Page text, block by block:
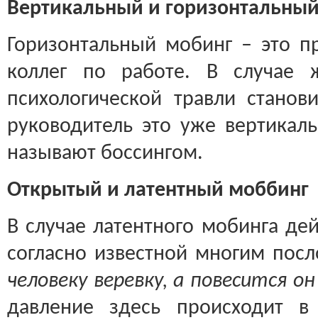
Вертикальный и
Горизонтальный мобинг – это
коллег по работе. В случае
психологической травли
руководитель это уже
называют боссингом.
Открытый и латентный моббинг
В случае латентного мобинга
согласно известной многим
человеку веревку, а повесится
давление здесь происходит